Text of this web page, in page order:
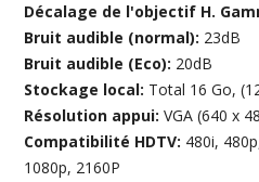
Décalage de l'objectif H.
Bruit audible (normal): 23dB
Bruit audible (Eco): 20dB
Stockage local: Total 16 Go,
Résolution appui:VGA (640 x
Compatibilité HDTV: 480i,
1080p, 2160P